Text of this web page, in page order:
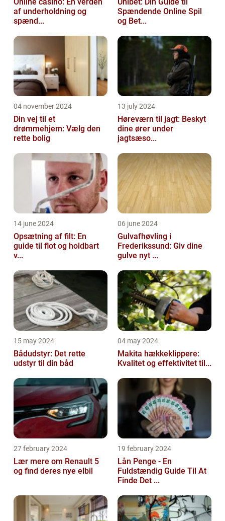
af underholdning og
spænd...
Spændende Online Spil
og Bet...
04 november 2024
Din vej til et
drømmehjem: Vælg den
rette bolig
13 july 2024
Høreværn til jagt: Beskyt
dine ører under
jagtsæso...
14 june 2024
Opsætning af filt: En
guide til flot og holdbart
v...
06 june 2024
Gulvafhøvling i
Frederikssund: Giv dine
gulve nyt ...
15 may 2024
Bådudstyr: Det rette
udstyr til din båd
04 may 2024
Makita hækkeklippere:
Kvalitet og effektivitet til...
27 february 2024
Lær mere om Renault 5
og find deres nye elbil
19 february 2024
Lån Penge - En
Fuldstændig Guide Til At
Finde Det ...